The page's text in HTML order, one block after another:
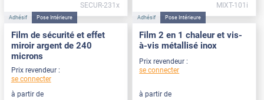
SECUR-231x MIXT-101i
Adhésif Pose Intérieure
Film de sécurité et effet
miroir argent de 240
microns
Prix revendeur :
se connecter
à partir de
Adhésif Pose Intérieure
Film 2 en 1 chaleur et vis-
à-vis métallisé inox
Prix revendeur :
se connecter
à partir de